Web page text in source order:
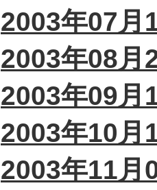
2003年07月
2003年08月
2003年09月
2003年10月
2003年11月